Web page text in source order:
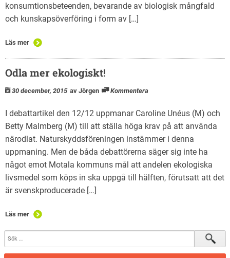
konsumtionsbeteenden, bevarande av biologisk mångfald
och kunskapsöverföring i form av […]
Läs mer
Odla mer ekologiskt!
30 december, 2015 av Jörgen Kommentera
I debattartikel den 12/12 uppmanar Caroline Unéus (M) och
Betty Malmberg (M) till att ställa höga krav på att använda
närodlat. Naturskyddsföreningen instämmer i denna
uppmaning. Men de båda debattörerna säger sig inte ha
något emot Motala kommuns mål att andelen ekologiska
livsmedel som köps in ska uppgå till hälften, förutsatt att det
är svenskproducerade […]
Läs mer